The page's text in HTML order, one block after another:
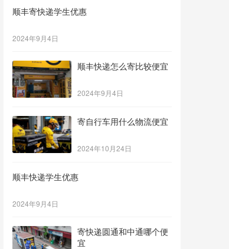
顺丰寄快递学生优惠
2024年9月4日
顺丰快递怎么寄比较便宜
2024年9月4日
寄自行车用什么物流便宜
2024年10月24日
顺丰快递学生优惠
2024年9月4日
寄快递圆通和中通哪个便
宜